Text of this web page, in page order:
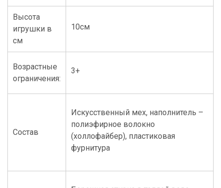
Высота
игрушки в
см
10см
Возрастные
ограничения:
3+
Состав
Искусственный мех, наполнитель –
полиэфирное волокно
(холлофайбер), пластиковая
фурнитура